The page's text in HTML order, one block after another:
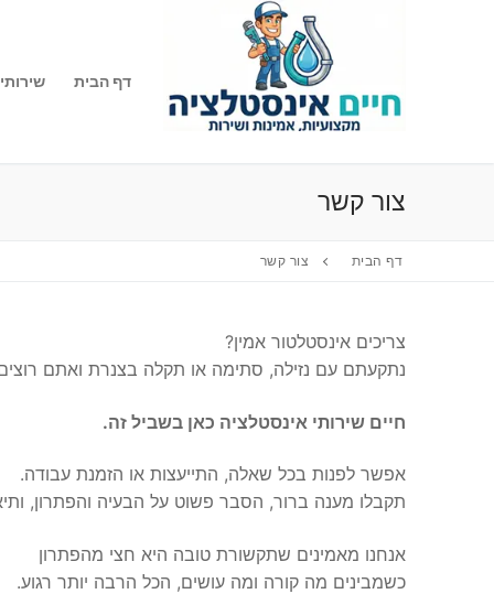
דף הבית
צור קשר
דף הבית צור קשר
צריכים אינסטלטור אמין?
נתקעתם עם נזילה, סתימה או תקלה בצנרת ואתם
חיים שירותי אינסטלציה כאן בשביל זה.
אפשר לפנות בכל שאלה, התייעצות או הזמנת עבודה.
תקבלו מענה ברור, הסבר פשוט על הבעיה והפתרון,
אנחנו מאמינים שתקשורת טובה היא חצי מהפתרון
כשמבינים מה קורה ומה עושים, הכל הרבה יותר רגוע.